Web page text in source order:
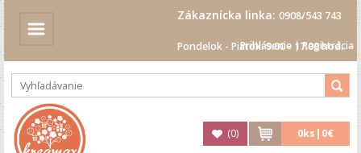
Zákaznícka linka: 0908/543 743
Pondelok - Piatok: 9.00 - 17.00 hod.
Prihlásenie|Registrácia
(0) 0ks| 0€